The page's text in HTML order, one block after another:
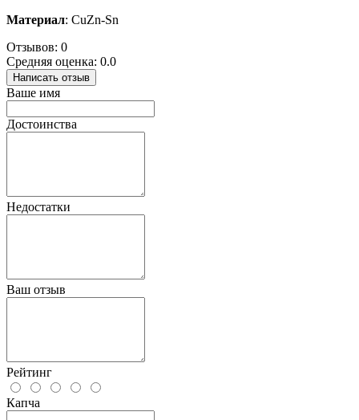
Материал: CuZn-Sn
Отзывов: 0
Средняя оценка: 0.0
Написать отзыв
Ваше имя
Достоинства
Недостатки
Ваш отзыв
Рейтинг
Капча